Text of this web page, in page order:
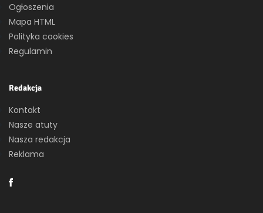
Ogłoszenia
Mapa HTML
Polityka cookies
Regulamin
Redakcja
Kontakt
Nasze atuty
Nasza redakcja
Reklama